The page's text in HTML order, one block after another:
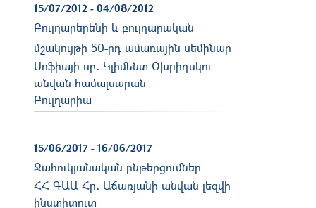
15/07/2012 - 04/08/2012
Բուլղարերենի և բուլղարական
մշակույթի 50-րդ ամառային սեմինար
Սոֆիայի սբ․ Կլիմենտ Օխրիդսկու
անվան համալսարան
Բուլղարիա
15/06/2017 - 16/06/2017
Ջահուկյանական ընթերցումներ
ՀՀ ԳԱԱ Հր․ Աճառյանի անվան լեզվի
ինստիտուտ